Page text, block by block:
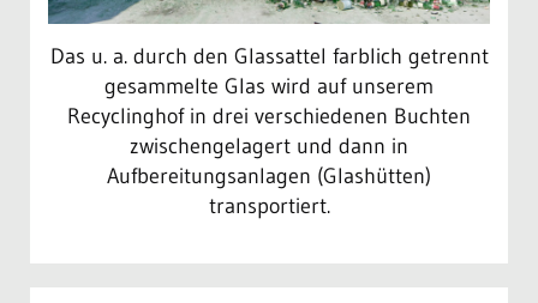
Das u. a. durch den Glassattel farblich getrennt
gesammelte Glas wird auf unserem
Recyclinghof in drei verschiedenen Buchten
zwischengelagert und dann in
Aufbereitungsanlagen (Glashütten)
transportiert.